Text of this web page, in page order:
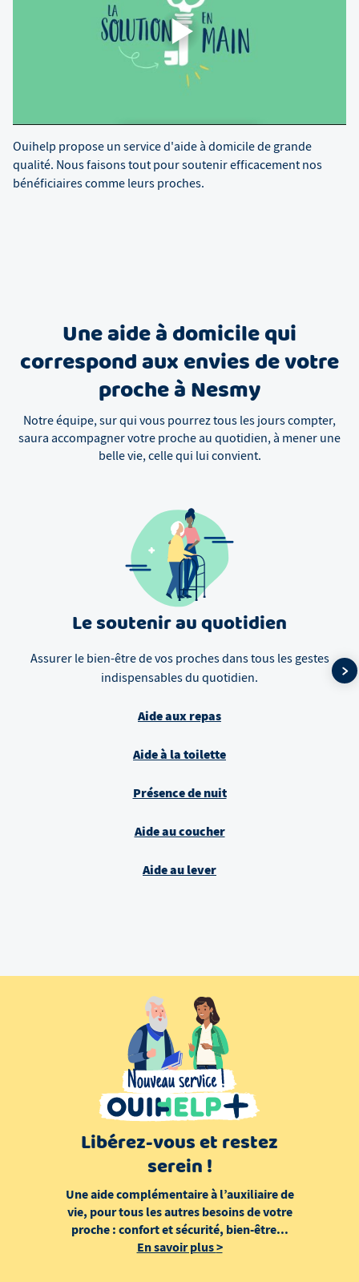
Ouihelp propose un service d'aide à domicile de grande
qualité. Nous faisons tout pour soutenir efficacement nos
bénéficiaires comme leurs proches.
Une aide à domicile qui
correspond aux envies de votre
proche à Nesmy
Notre équipe, sur qui vous pourrez tous les jours compter,
saura accompagner votre proche au quotidien, à mener une
belle vie, celle qui lui convient.
Le soutenir au quotidien
Assurer le bien-être de vos proches dans tous les gestes
indispensables du quotidien.
Aide aux repas
Aide à la toilette
Présence de nuit
Aide au coucher
Aide au lever
Libérez-vous et restez
serein !
Une aide complémentaire à l’auxiliaire de
vie, pour tous les autres besoins de votre
proche : confort et sécurité, bien-être...
En savoir plus>